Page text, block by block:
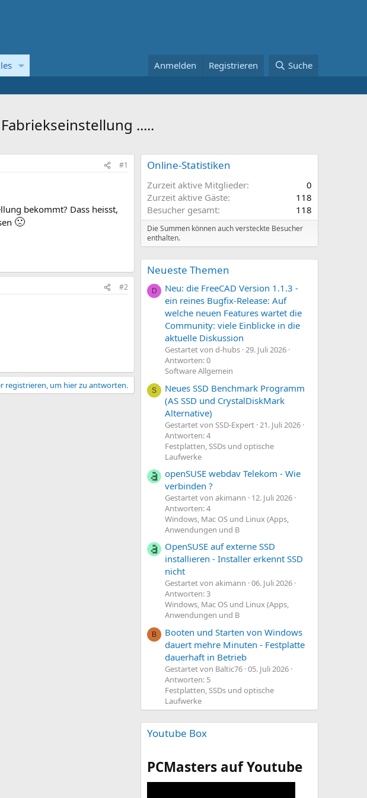
Anmelden Registrieren Suche
.....
#1
bekommt? Dass heisst,
🙁
#2
registrieren, um hier zu antworten.
Online-Statistiken
Zurzeit aktive Mitglieder
0
Zurzeit aktive Gäste
118
Besucher gesamt
118
Die Summen können auch versteckte Besucher
enthalten.
Neueste Themen
D
Neu: die FreeCAD Version 1.1.3 -
ein reines Bugfix-Release: Auf
welche neuen Features wartet die
Community: viele Einblicke in die
aktuelle Diskussion
Gestartet von d-hubs 29. Juli 2026
Antworten: 0
Software Allgemein
S
Neues SSD Benchmark Programm
(AS SSD und CrystalDiskMark
Alternative)
Gestartet von SSD-Expert 21. Juli 2026
Antworten: 4
Festplatten, SSDs und optische
Laufwerke
openSUSE webdav Telekom - Wie
verbinden ?
Gestartet von akimann
12. Juli 2026
Antworten: 4
Windows, Mac OS und Linux (Apps,
Anwendungen und B
OpenSUSE auf externe SSD
installieren - Installer erkennt SSD
nicht
Gestartet von akimann 06. Juli 2026
Antworten: 3
Windows, Mac OS und Linux (Apps,
Anwendungen und B
B
Booten und Starten von Windows
dauert mehre Minuten - Festplatte
dauerhaft in Betrieb
Gestartet von Baltic76 05. Juli 2026
Antworten: 5
Festplatten, SSDs und optische
Laufwerke
Youtube Box
PCMasters auf Youtube